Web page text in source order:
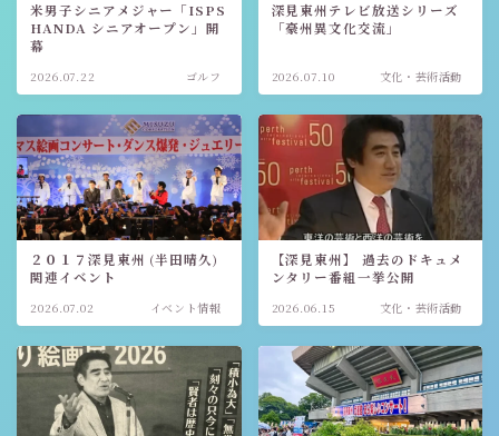
米男子シニアメジャー「ISPS
HANDA シニアオープン」開
幕
2026.07.22 ゴルフ
深見東州テレビ放送シリーズ
「豪州異文化交流」
2026.07.10 文化・芸術活動
２０１７深見東州 (半田晴久)
関連イベント
2026.07.02 イベント情報
【深見東州】 過去のドキュメ
ンタリー番組一挙公開
2026.06.15 文化・芸術活動